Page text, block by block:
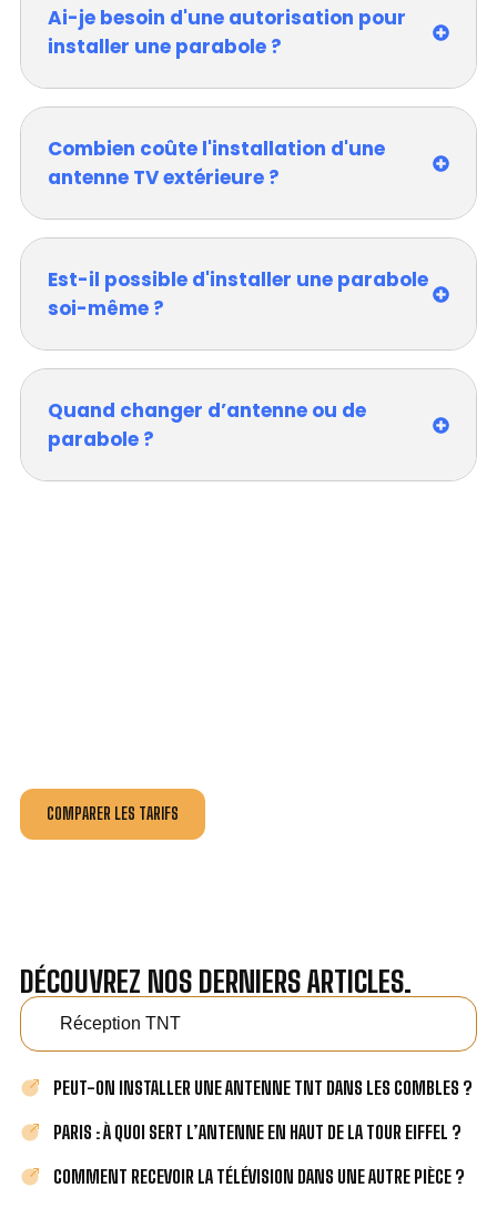
Ai-je besoin d'une autorisation pour
installer une parabole ?
Combien coûte l'installation d'une
antenne TV extérieure ?
Est-il possible d'installer une parabole
soi-même ?
Quand changer d’antenne ou de
parabole ?
COMPARER LES TARIFS
DÉCOUVREZ NOS DERNIERS ARTICLES.
Réception TNT
PEUT-ON INSTALLER UNE ANTENNE TNT DANS LES COMBLES ?
PARIS : À QUOI SERT L’ANTENNE EN HAUT DE LA TOUR EIFFEL ?
COMMENT RECEVOIR LA TÉLÉVISION DANS UNE AUTRE PIÈCE ?